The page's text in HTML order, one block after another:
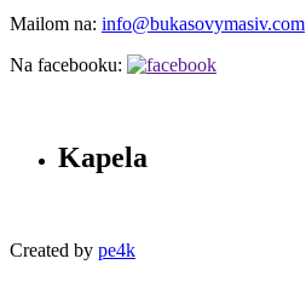
Mailom na: info@bukasovymasiv.com
Na facebooku:
Kapela
Created by pe4k